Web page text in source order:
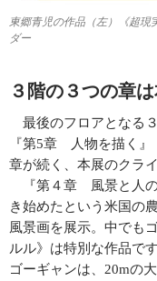
東郷青児の作品（左）《超
ダー
３階の３つの章
最後のフロアとなる
『第5章 人物を描く』
章が続く、本展のクラ
『第４章 風景と人の
き始めたという米国の
風景画を展示。中でも
ルル》は特別な作品で
ゴーギャンは、 20mの